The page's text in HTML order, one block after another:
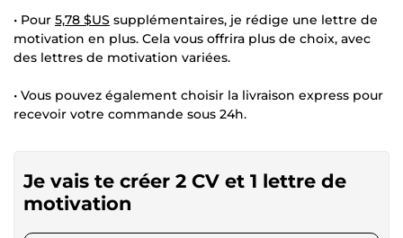
• Pour 5,78 $US supplémentaires, je rédige une lettre de
motivation en plus. Cela vous offrira plus de choix, avec
des lettres de motivation variées.
• Vous pouvez également choisir la livraison express pour
recevoir votre commande sous 24h.
Je vais te créer 2 CV et 1 lettre de
motivation